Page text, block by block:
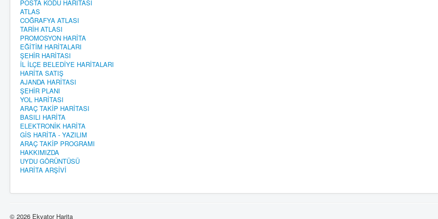
POSTA KODU HARİTASI
ATLAS
COĞRAFYA ATLASI
TARİH ATLASI
PROMOSYON HARİTA
EĞİTİM HARİTALARI
ŞEHİR HARİTASI
İL İLÇE BELEDİYE HARİTALARI
HARİTA SATIŞ
AJANDA HARİTASI
ŞEHİR PLANI
YOL HARİTASI
ARAÇ TAKİP HARİTASI
BASILI HARİTA
ELEKTRONİK HARİTA
GİS HARİTA - YAZILIM
ARAÇ TAKİP PROGRAMI
HAKKIMIZDA
UYDU GÖRÜNTÜSÜ
HARİTA ARŞİVİ
© 2026 Ekvator Harita